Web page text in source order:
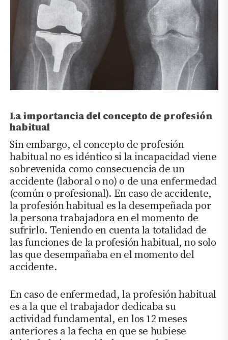
La importancia del concepto de profesión
habitual
Sin embargo, el concepto de profesión
habitual no es idéntico si la incapacidad viene
sobrevenida como consecuencia de un
accidente (laboral o no) o de una enfermedad
(común o profesional). En caso de accidente,
la profesión habitual es la desempeñada por
la persona trabajadora en el momento de
sufrirlo. Teniendo en cuenta la totalidad de
las funciones de la profesión habitual, no solo
las que desempañaba en el momento del
accidente.
En caso de enfermedad, la profesión habitual
es a la que el trabajador dedicaba su
actividad fundamental, en los 12 meses
anteriores a la fecha en que se hubiese